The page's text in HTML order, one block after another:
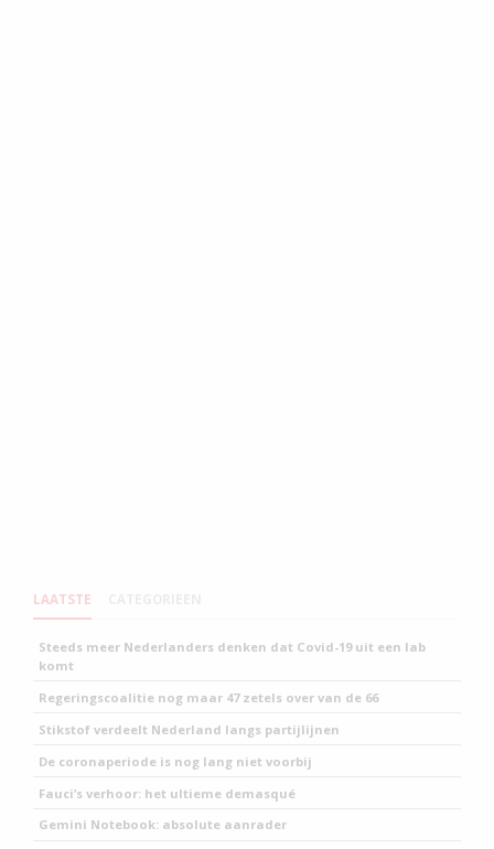
LAATSTE
Steeds meer Nederlanders denken dat Covid-19 uit een lab
komt
Regeringscoalitie nog maar 47 zetels over van de 66
Stikstof verdeelt Nederland langs partijlijnen
De coronaperiode is nog lang niet voorbij
Fauci’s verhoor: het ultieme demasqué
Gemini Notebook: absolute aanrader